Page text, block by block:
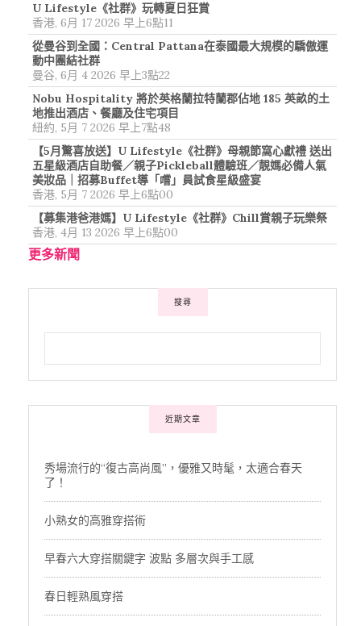
U Lifestyle《社群》玩轉夏日狂賞
香港, 6月 17 2026 早上6點11
從曼谷到全國：Central Pattana在泰國最大規模的驕傲運
動中團結社群
曼谷, 6月 4 2026 早上3點22
Nobu Hospitality 將於英格蘭拉特蘭郡佔地 185 英畝的土
地推出酒店、餐廳及住宅項目
紐約, 5月 7 2026 早上7點48
【5月驚喜放送】U Lifestyle《社群》母親節窩心獻禮 送出
五星級酒店自助餐／親子Pickleball體驗班／靚媽必備人氣
美妝品｜招募Buffet導「嚐」員試食星級盛宴
香港, 5月 7 2026 早上6點00
【募集港爸港媽】U Lifestyle《社群》Chill賞親子玩樂祭
香港, 4月 13 2026 早上6點00
更多新聞
搜尋
近期文章
秀場流行的“復古高尚風”，優雅又時髦，太適合春天
了！
小熟女的高雅穿搭術
早春六大穿搭關鍵字 波點 多層次與手工感
春日輕熟風穿搭